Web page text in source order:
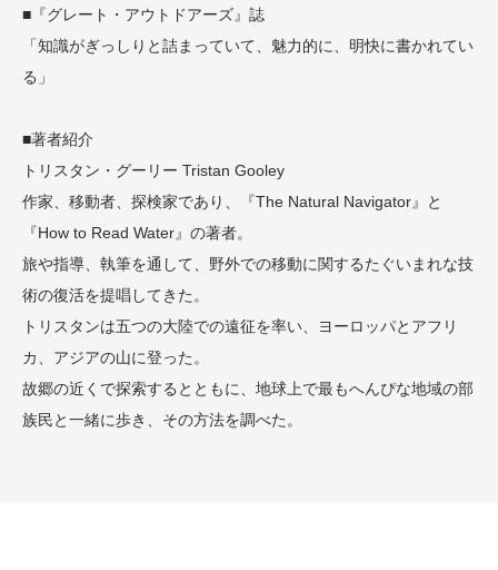
■『グレート・アウトドアーズ』誌
「知識がぎっしりと詰まっていて、魅力的に、明快に書かれてい
る」
■著者紹介
トリスタン・グーリー Tristan Gooley
作家、移動者、探検家であり、『The Natural Navigator』と
『How to Read Water』の著者。
旅や指導、執筆を通して、野外での移動に関するたぐいまれな技
術の復活を提唱してきた。
トリスタンは五つの大陸での遠征を率い、ヨーロッパとアフリ
カ、アジアの山に登った。
故郷の近くで探索するとともに、地球上で最もへんぴな地域の部
族民と一緒に歩き、その方法を調べた。